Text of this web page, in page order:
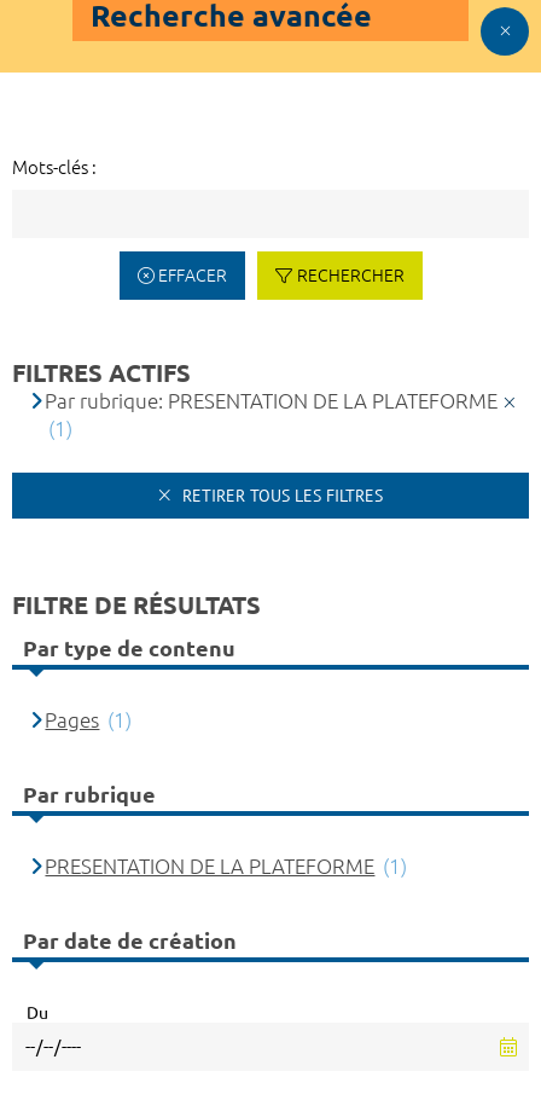
Recherche avancée
Mots-clés :
EFFACER RECHERCHER
FILTRES ACTIFS
Par rubrique: PRESENTATION DE LA PLATEFORME
(1)
RETIRER TOUS LES FILTRES
FILTRE DE RÉSULTATS
Par type de contenu
Pages (1)
Par rubrique
PRESENTATION DE LA PLATEFORME (1)
Par date de création
Du